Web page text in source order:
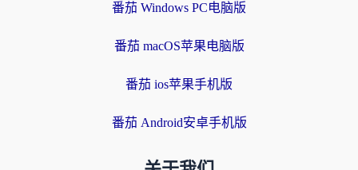
番茄 Windows PC电脑版
番茄 macOS苹果电脑版
番茄 ios苹果手机版
番茄 Android安卓手机版